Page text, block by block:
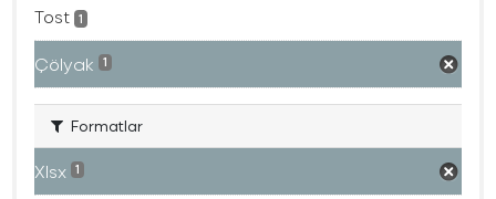
Tost 1
Çölyak 1
Formatlar
Xlsx 1